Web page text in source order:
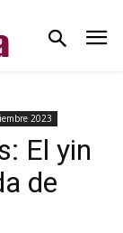
2023
El yin
de